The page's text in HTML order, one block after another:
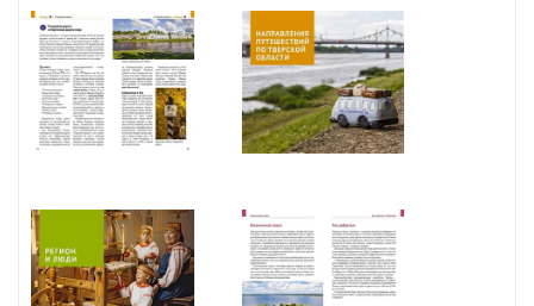
одиннадцать маршрутов, предложенных в путеводителе.